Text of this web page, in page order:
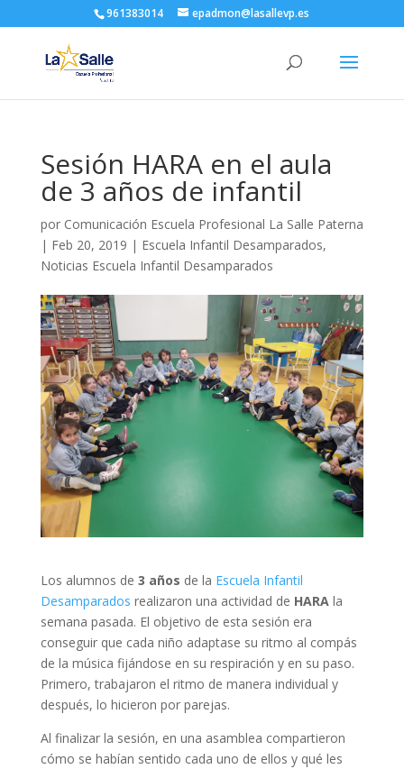
961383014 epadmon@lasallevp.es
Sesión HARA en el aula
de 3 años de infantil
por Comunicación Escuela Profesional La Salle Paterna
| Feb 20, 2019 | Escuela Infantil Desamparados,
Noticias Escuela Infantil Desamparados
Los alumnos de 3 años de la Escuela Infantil
Desamparados realizaron una actividad de HARA la
semana pasada. El objetivo de esta sesión era
conseguir que cada niño adaptase su ritmo al compás
de la música fijándose en su respiración y en su paso.
Primero, trabajaron el ritmo de manera individual y
después, lo hicieron por parejas.
Al finalizar la sesión, en una asamblea compartieron
cómo se habían sentido cada uno de ellos y qué les